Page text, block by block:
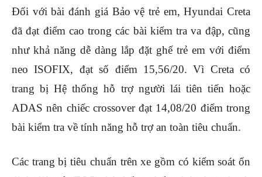
Đối với bài đánh giá Bảo vệ trẻ em, Hyundai Creta
đã đạt điểm cao trong các bài kiểm tra va đập, cũng
như khả năng dễ dàng lắp đặt ghế trẻ em với điểm
neo ISOFIX, đạt số điểm 15,56/20.Vì Creta có
trang bị Hệ thống hỗ trợ người lái tiên tiến hoặc
ADAS nên chiếc crossover đạt 14,08/20 điểm trong
bài kiểm tra về tính năng hỗ trợ an toàn tiêu chuẩn.
Các trang bị tiêu chuẩn trên xe gồm có kiểm soát ổn